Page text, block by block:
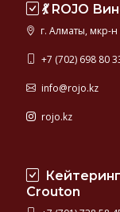
💃 ROJO
г. Алматы, мкр-
+7 (702) 698 80
info@rojo.kz
rojo.kz
Crouton